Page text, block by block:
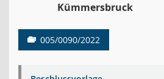
Kümmersbruck
005/0090/2022